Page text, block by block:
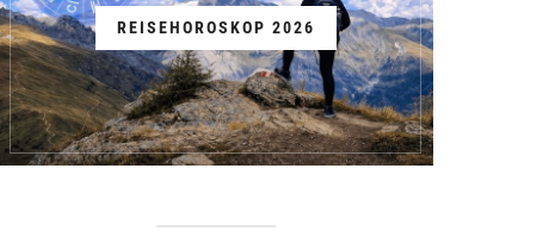
REISEHOROSKOP 2026